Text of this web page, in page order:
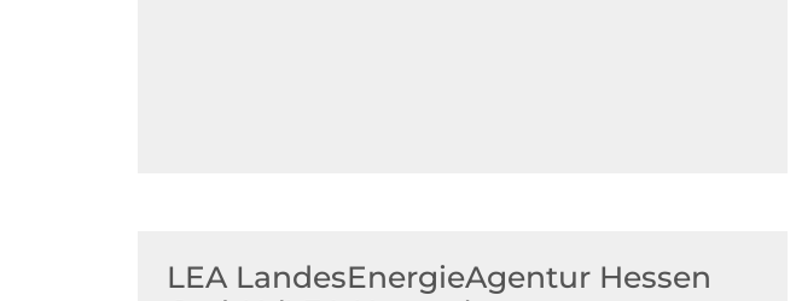
LEA LandesEnergieAgentur Hessen